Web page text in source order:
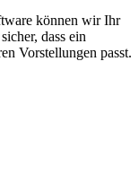
können wir Ihr
dass ein
Vorstellungen passt.